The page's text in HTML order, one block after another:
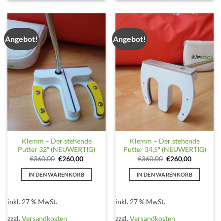
Angebot!
Klemm – Der stehende
Putter 32″ (NEUWERTIG)
€360,00 Ursprünglicher
war:
€360,00
€260,00Aktueller
ist:
€260,00.
IN DEN WARENKORB
inkl. 27 % MwSt.
zzgl.Versandkosten
Angebot!
Klemm – Der stehende
Putter 34,5″ (NEUWERTIG)
€360,00 Ursprünglicher
war:
€360,00
€260,00Aktueller
ist:
€260,00.
IN DEN WARENKORB
inkl. 27 % MwSt.
zzgl.Versandkosten